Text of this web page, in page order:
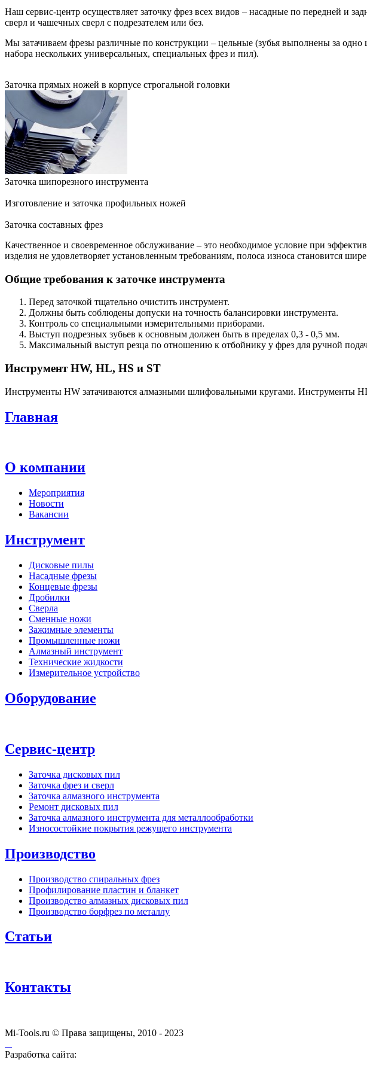
Наш сервис-центр осуществляет заточку фрез всех видов – насадные по передней и
сверл и чашечных сверл с подрезателем или без.
Мы затачиваем фрезы различные по конструкции – цельные (зубья выполнены за
набора нескольких универсальных, специальных фрез и пил).
Заточка прямых ножей в корпусе строгальной головки
Заточка шипорезного инструмента
Изготовление и заточка профильных ножей
Заточка составных фрез
Качественное и своевременное обслуживание – это необходимое условие при
изделия не удовлетворяет установленным требованиям, полоса износа становится
Общие требования к заточке инструмента
Перед заточкой тщательно очистить инструмент.
Должны быть соблюдены допуски на точность балансировки инструмента.
Контроль со специальными измерительными приборами.
Выступ подрезных зубьев к основным должен быть в пределах 0,3 - 0,5 мм.
Максимальный выступ резца по отношению к отбойнику у фрез для ручной
Инструмент HW, HL, HS и ST
Инструменты HW затачиваются алмазными шлифовальными кругами. Инструменты
Главная
О компании
Мероприятия
Новости
Вакансии
Инструмент
Дисковые пилы
Насадные фрезы
Концевые фрезы
Дробилки
Сверла
Сменные ножи
Зажимные элементы
Промышленные ножи
Алмазный инструмент
Технические жидкости
Измерительное устройство
Оборудование
Сервис-центр
Заточка дисковых пил
Заточка фрез и сверл
Заточка алмазного инструмента
Ремонт дисковых пил
Заточка алмазного инструмента для металлообработки
Износостойкие покрытия режущего инструмента
Производство
Производство спиральных фрез
Профилирование пластин и бланкет
Производство алмазных дисковых пил
Производство борфрез по металлу
Статьи
Контакты
Mi-Tools.ru © Права защищены, 2010 - 2023
Разработка сайта: